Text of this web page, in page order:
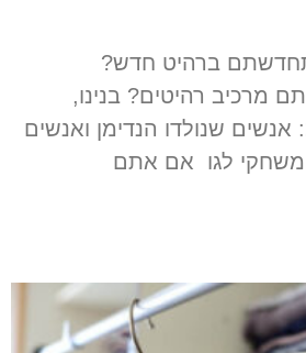
ברהיט חדש?
מרכיב רהיטים? בנינו,
העולם מתחלק ל-2: אנשים שנולדו הנדימן ואנשים
לגו אם אתם